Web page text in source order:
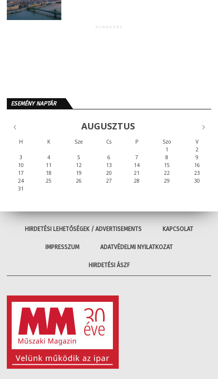
HIRDETÉS
ESEMÉNY NAPTÁR
AUGUSZTUS
H K Sze Cs P Szo
V
1
2
3
4 5 6 7 8
9
10
11 12 13 14 15
16
17
18 19 20 21 22
23
24
25 26 27 28 29
30
31
HIRDETÉSI LEHETŐSÉGEK / ADVERTISEMENTS KAPCSOLAT
IMPRESSZUM ADATVÉDELMI NYILATKOZAT
HIRDETÉSI ÁSZF